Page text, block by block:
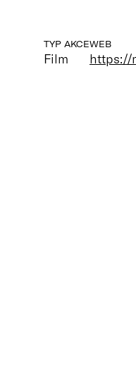
TYP AKCE
Film
WEB
https://